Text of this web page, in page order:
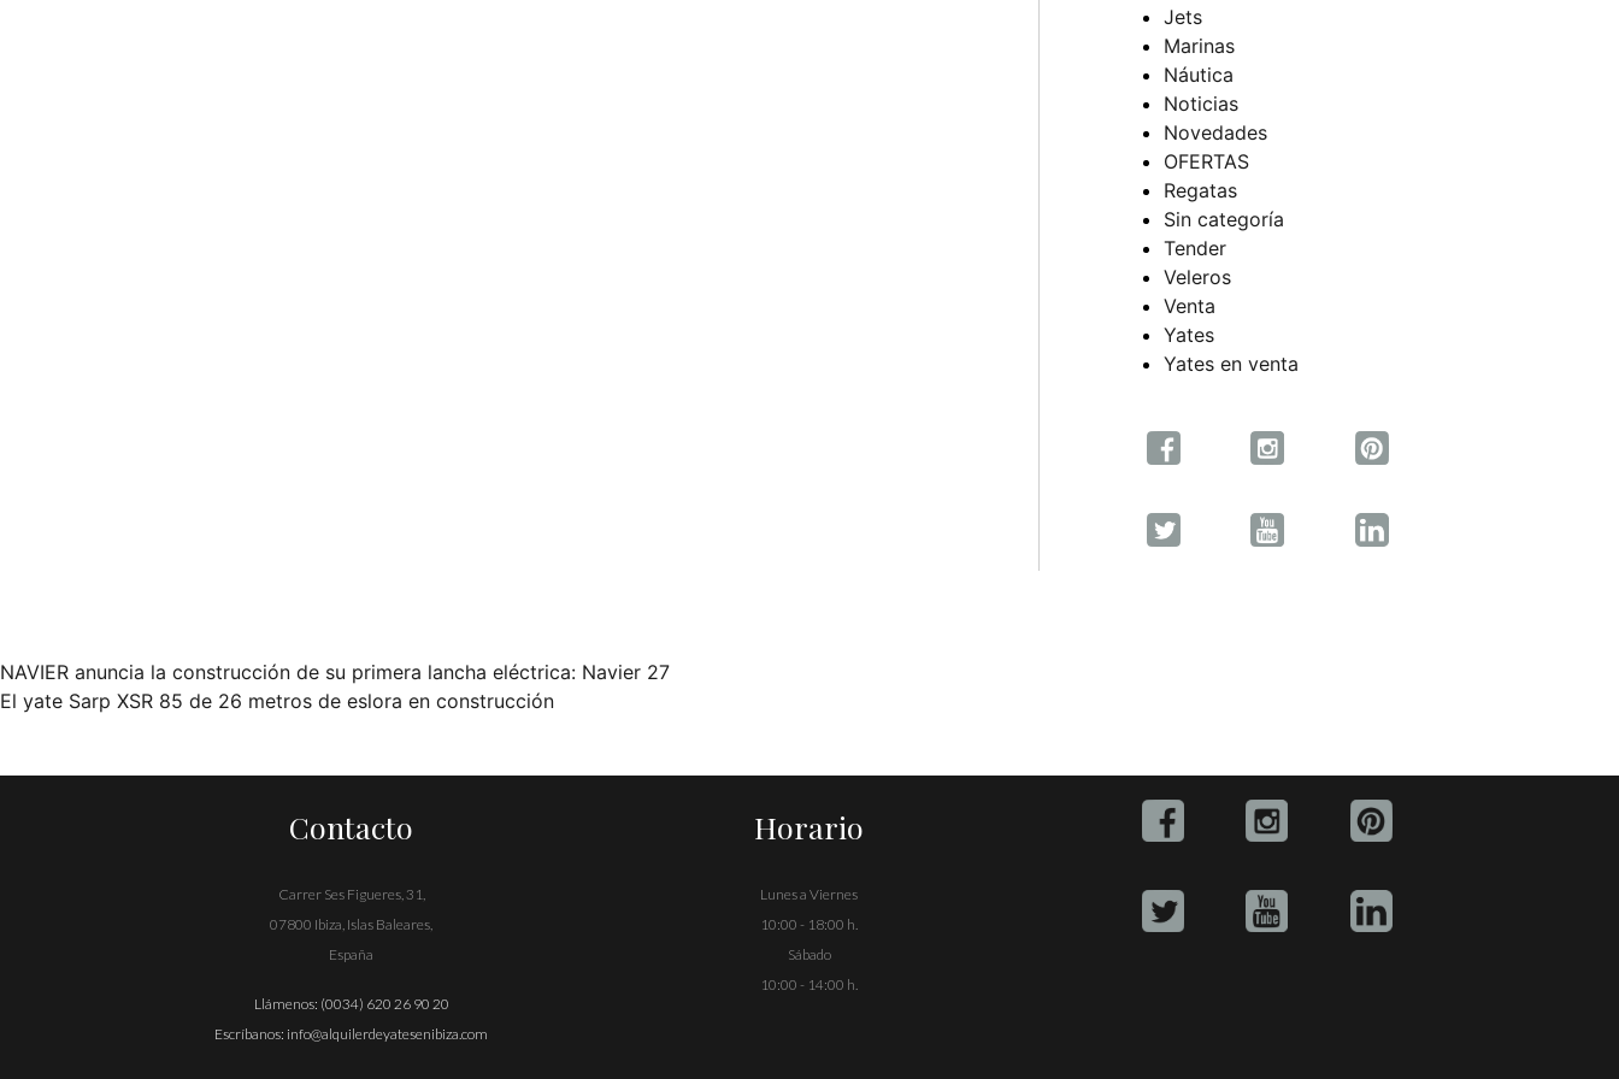
Jets
Marinas
Náutica
Noticias
Novedades
OFERTAS
Regatas
Sin categoría
Tender
Veleros
Venta
Yates
Yates en venta
Navegación
de
NAVIER anuncia la construcción de su primera lancha eléctrica: Navier 27
El yate Sarp XSR 85 de 26 metros de eslora en construcción
Contacto
Carrer Ses Figueres, 31,
07800 Ibiza, Islas Baleares,
España
Llámenos: (0034) 620 26 90 20
Escríbanos: info@alquilerdeyatesenibiza.com
Horario
Lunes a Viernes
10:00 - 18:00 h.
Sábado
10:00 - 14:00 h.